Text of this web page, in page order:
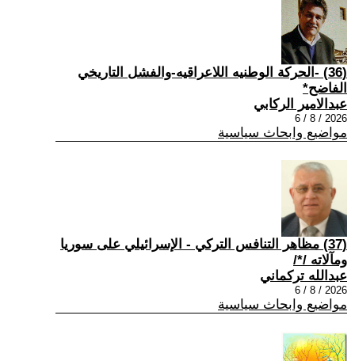
(36) -الحركة الوطنيه اللاعراقيه-والفشل التاريخي
الفاضح*
عبدالامير الركابي
2026 / 8 / 6
مواضيع وابحاث سياسية
(37) مظاهر التنافس التركي - الإسرائيلي على سوريا
ومآلاته /*/
عبدالله تركماني
2026 / 8 / 6
مواضيع وابحاث سياسية